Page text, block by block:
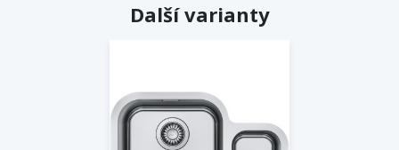
Další varianty